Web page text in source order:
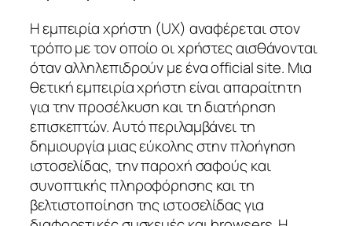
Η εμπειρία χρήστη (UX) αναφέρεται στον
τρόπο με τον οποίο οι χρήστες αισθάνονται
όταν αλληλεπιδρούν με ένα official site. Μια
θετική εμπειρία χρήστη είναι απαραίτητη
για την προσέλκυση και τη διατήρηση
επισκεπτών. Αυτό περιλαμβάνει τη
δημιουργία μιας εύκολης στην πλοήγηση
ιστοσελίδας, την παροχή σαφούς και
συνοπτικής πληροφόρησης και τη
βελτιστοποίηση της ιστοσελίδας για